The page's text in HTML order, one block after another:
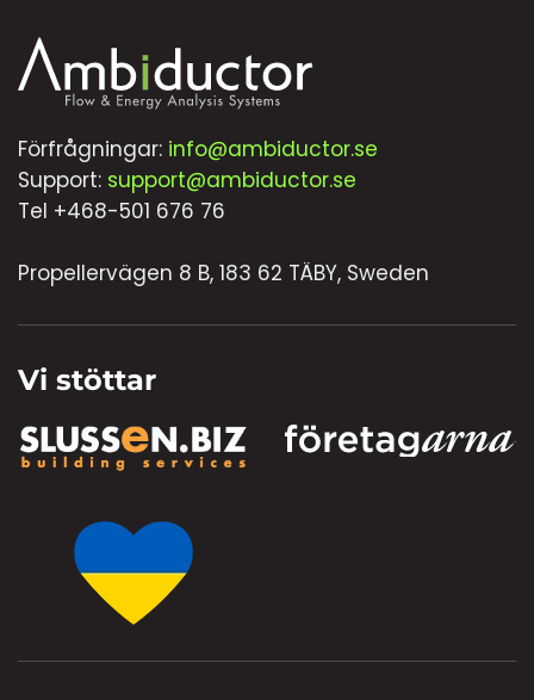
Förfrågningar: info@ambiductor.se
Support: support@ambiductor.se
Tel +468-501 676 76
Propellervägen 8 B, 183 62 TÄBY, Sweden
Vi stöttar